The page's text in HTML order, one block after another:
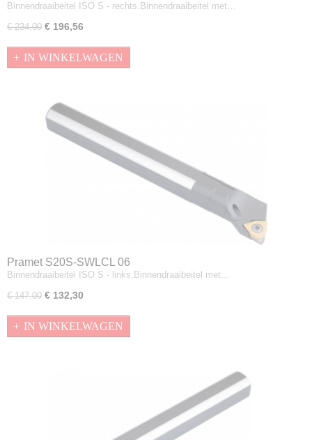
Binnendraaibeitel ISO S - rechts.Binnendraaibeitel met…
€ 234,00 € 196,56
IN WINKELWAGEN
Pramet S20S-SWLCL 06
Binnendraaibeitel ISO S - links.Binnendraaibeitel met…
€ 147,00 € 132,30
IN WINKELWAGEN